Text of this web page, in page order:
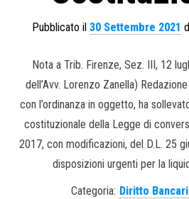
Pubblicato il 30 Settembre 2021
Nota a Trib. Firenze, Sez. III, 12
dell’Avv. Lorenzo Zanella)
con l’ordinanza in oggetto, ha
costituzionale della Legge di
2017, con modificazioni, del D.L. 25
disposizioni urgenti per la
Categoria: Diritto